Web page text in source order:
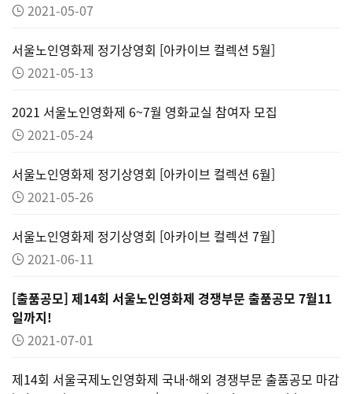
2021-05-07
서울노인영화제 정기상영회 [아카이브 컬렉션 5월]
2021-05-13
2021 서울노인영화제 6~7월 영화교실 참여자 모집
2021-05-24
서울노인영화제 정기상영회 [아카이브 컬렉션 6월]
2021-05-26
서울노인영화제 정기상영회 [아카이브 컬렉션 7월]
2021-06-11
[출품공모] 제14회 서울노인영화제 경쟁부문 출품공모 7월11
일까지!
2021-07-01
제14회 서울국제노인영화제 국내·해외 경쟁부문 출품공모 마감